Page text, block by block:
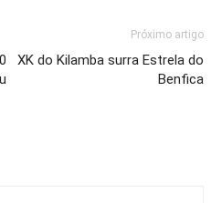
Próximo artigo
XK do Kilamba surra Estrela do
Benfica